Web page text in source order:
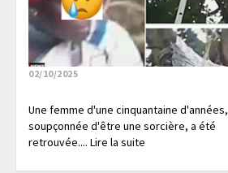
02/10/2025
Une femme d'une cinquantaine d'années,
soupçonnée d'être une sorcière, a été
retrouvée.... Lire la suite